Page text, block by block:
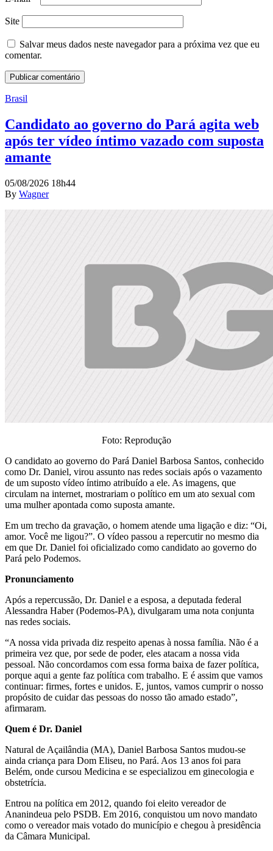
Site
Salvar meus dados neste navegador para a próxima vez que eu
comentar.
Brasil
Candidato ao governo do Pará agita web
após ter vídeo íntimo vazado com suposta
amante
05/08/2026 18h44
By Wagner
Foto: Reprodução
O candidato ao governo do Pará Daniel Barbosa Santos, conhecido
como Dr. Daniel, virou assunto nas redes sociais após o vazamento
de um suposto vídeo íntimo atribuído a ele. As imagens, que
circulam na internet, mostrariam o político em um ato sexual com
uma mulher apontada como suposta amante.
Em um trecho da gravação, o homem atende uma ligação e diz: “Oi,
amor. Você me ligou?”. O vídeo passou a repercutir no mesmo dia
em que Dr. Daniel foi oficializado como candidato ao governo do
Pará pelo Podemos.
Pronunciamento
Após a repercussão, Dr. Daniel e a esposa, a deputada federal
Alessandra Haber (Podemos-PA), divulgaram uma nota conjunta
nas redes sociais.
“A nossa vida privada diz respeito apenas à nossa família. Não é a
primeira vez que, por sede de poder, eles atacam a nossa vida
pessoal. Não concordamos com essa forma baixa de fazer política,
porque aqui a gente faz política com trabalho. E é assim que vamos
continuar: firmes, fortes e unidos. E, juntos, vamos cumprir o nosso
propósito de cuidar das pessoas do nosso tão amado estado”,
afirmaram.
Quem é Dr. Daniel
Natural de Açailândia (MA), Daniel Barbosa Santos mudou-se
ainda criança para Dom Eliseu, no Pará. Aos 13 anos foi para
Belém, onde cursou Medicina e se especializou em ginecologia e
obstetrícia.
Entrou na política em 2012, quando foi eleito vereador de
Ananindeua pelo PSDB. Em 2016, conquistou um novo mandato
como o vereador mais votado do município e chegou à presidência
da Câmara Municipal.